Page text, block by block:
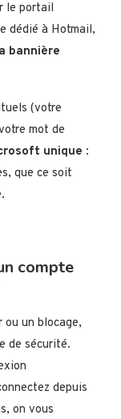
le portail
dédié à Hotmail,
bannière
(votre
mot de
unique :
que ce soit
compte
ou un blocage,
de sécurité.
depuis
on vous